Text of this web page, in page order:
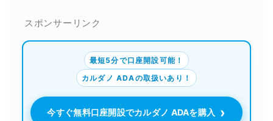
スポンサーリンク
最短5分で口座開設可能！
カルダノ ADAの取扱いあり！
今すぐ無料口座開設でカルダノ ADAを購入 ›